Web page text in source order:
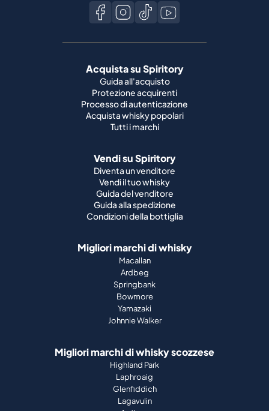
Acquista su Spiritory
Guida all'acquisto
Protezione acquirenti
Processo di autenticazione
Acquista whisky popolari
Tutti i marchi
Vendi su Spiritory
Diventa un venditore
Vendi il tuo whisky
Guida del venditore
Guida alla spedizione
Condizioni della bottiglia
Migliori marchi di whisky
Macallan
Ardbeg
Springbank
Bowmore
Yamazaki
Johnnie Walker
Migliori marchi di whisky scozzese
Highland Park
Laphroaig
Glenfiddich
Lagavulin